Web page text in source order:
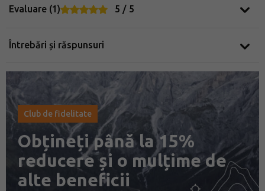
Evaluare (1) 5 / 5
Întrebări și răspunsuri
Club de fidelitate
Obțineți până la 15%
reducere și o mulțime de
alte beneficii